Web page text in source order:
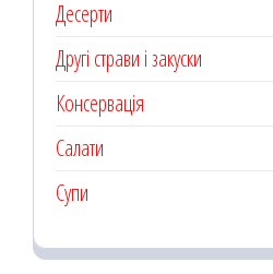
Десерти
Другі страви і закуски
Консервація
Салати
Супи